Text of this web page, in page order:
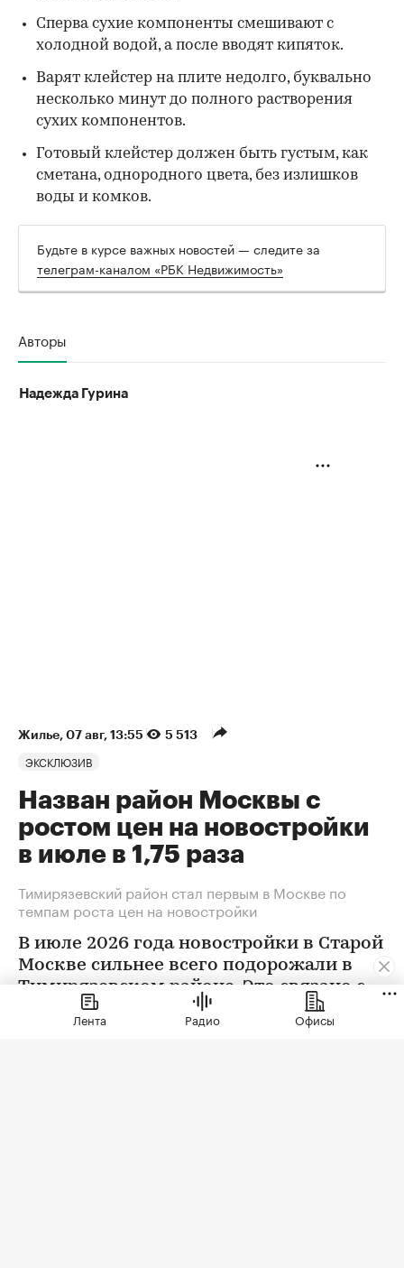
Сперва сухие компоненты смешивают с
холодной водой, а после вводят кипяток.
Варят клейстер на плите недолго, буквально
несколько минут до полного растворения
сухих компонентов.
Готовый клейстер должен быть густым, как
сметана, однородного цвета, без излишков
воды и комков.
Будьте в курсе важных новостей — следите за
телеграм-каналом «РБК Недвижимость»
Авторы
Надежда Гурина
Жилье⁠, 07 авг, 13:55 5 513
ЭКСКЛЮЗИВ
Назван район Москвы с
ростом цен на новостройки
в июле в 1,75 раза
Тимирязевский район стал первым в Москве по
темпам роста цен на новостройки
В июле 2026 года новостройки в Старой
Москве сильнее всего подорожали в
Тимирязевском районе. Это связано с
появлением в экспозиции нового
проекта бизнес-класса
Лента Радио Офисы